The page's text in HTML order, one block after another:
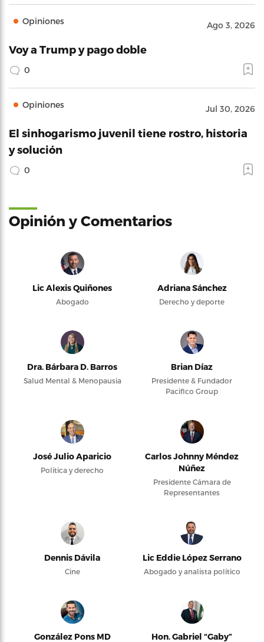
Opiniones Ago 3, 2026
Voy a Trump y pago doble
0
Opiniones Jul 30, 2026
El sinhogarismo juvenil tiene rostro, historia
y solución
0
Opinión y Comentarios
Lic Alexis Quiñones
Abogado
Adriana Sánchez
Derecho y deporte
Dra. Bárbara D. Barros
Salud Mental & Menopausia
Brian Díaz
Presidente & Fundador
Pacifico Group
José Julio Aparicio
Política y derecho
Carlos Johnny Méndez
Núñez
Presidente Cámara de
Representantes
Dennis Dávila
Cine
Lic Eddie López Serrano
Abogado y analista político
González Pons MD
Hon. Gabriel “Gaby”